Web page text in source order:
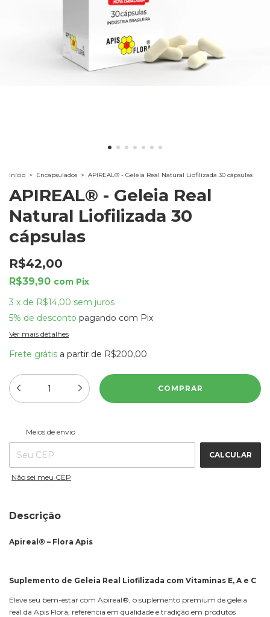
Início > Encapsulados > APIREAL® - Geleia Real Natural Liofilizada 30 cápsulas
APIREAL® - Geleia Real
Natural Liofilizada 30
cápsulas
R$42,00
R$39,90 com Pix
3 x de R$14,00 sem juros
5% de desconto pagando com Pix
Ver mais detalhes
Frete grátis a partir de R$200,00
Entregas para o CEP:
Meios de envio
CALCULAR
Não sei meu CEP
Descrição
Apireal® – Flora Apis
Suplemento de Geleia Real Liofilizada com Vitaminas E, A e C
Eleve seu bem-estar com Apireal®, o suplemento premium de geleia
real da Apis Flora, referência em qualidade e tradição em produtos